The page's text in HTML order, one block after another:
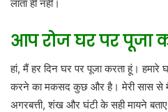
लाता ही नहीं।
आप रोज घर पर पूजा
हां, मैं हर दिन घर पर पूजा करता हूं। हमारे
करने का मकसद कुछ और है। मेरी सास से
अगरबत्ती, शंख और घंटी के सही मायने